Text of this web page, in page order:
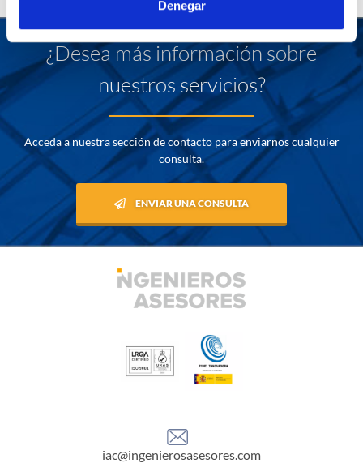
Denegar
¿Desea más información sobre
nuestros servicios?
Acceda a nuestra sección de contacto para enviarnos cualquier
consulta.
ENVIAR UNA CONSULTA
iac@ingenierosasesores.com